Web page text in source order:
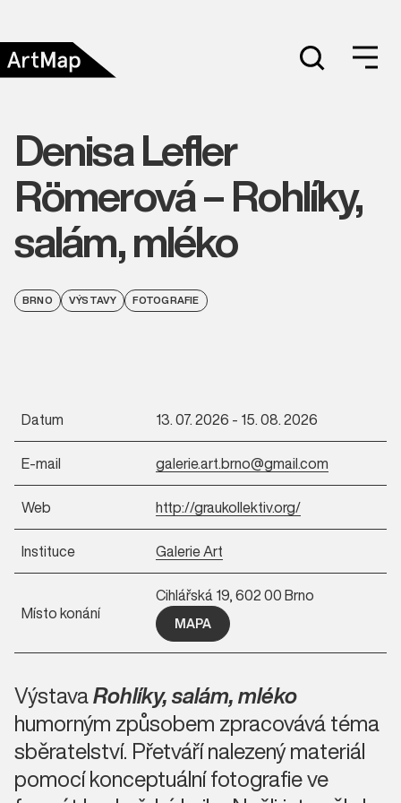
Denisa Lefler
Römerová – Rohlíky,
salám, mléko
BRNO VÝSTAVY FOTOGRAFIE
Datum 13. 07. 2026 - 15. 08. 2026
E-mail galerie.art.brno@gmail.com
Web http://graukollektiv.org/
Instituce Galerie Art
Místo konání
Cihlářská 19, 602 00 Brno
MAPA
VýstavaRohlíky, salám, mléko
humorným způsobem zpracovává téma
sběratelství. Přetváří nalezený materiál
pomocí konceptuální fotografie ve